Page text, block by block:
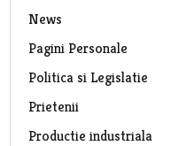
News
Pagini Personale
Politica si Legislatie
Prietenii
Productie industriala